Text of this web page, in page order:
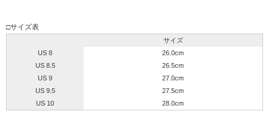
□サイズ表
サイズ
US 8
26.0cm
US 8.5
26.5cm
US 9
27.0cm
US 9.5
27.5cm
US 10
28.0cm